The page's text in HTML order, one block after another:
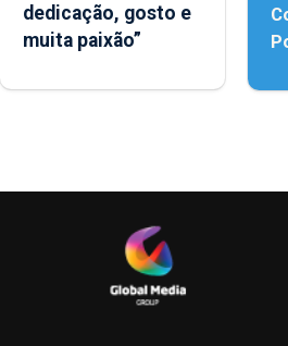
dedicação, gosto e
muita paixão”